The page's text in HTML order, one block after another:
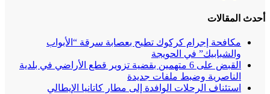
أحدث المقالات
مكافحة إجرام كركوك تطيح بعصابة سرقة “الأبواب
والشبابيك” في الحويجة
القبض على 6 متهمين بقضية تزوير قطع الأراضي في بلدية
الناصرية وضبط ملفات جديدة
استئناف الرحلات الوافدة إلى مطار كاتانيا الإيطالي